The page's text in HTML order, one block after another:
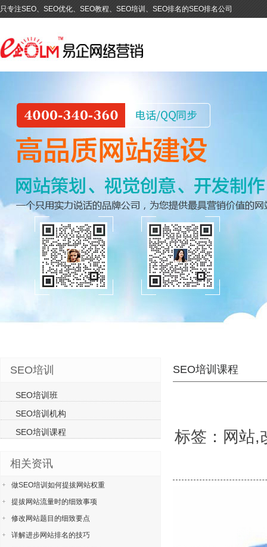
只专注SEO、SEO优化、SEO教程、SEO培训、SEO排名的SEO排名公司
SEO培训课程
标签：网站,
SEO培训
SEO培训班
SEO培训机构
SEO培训课程
相关资讯
做SEO培训如何提拔网站权重
提拔网站流量时的细致事项
修改网站题目的细致要点
详解进步网站排名的技巧